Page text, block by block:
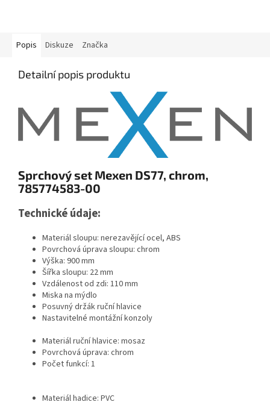
Popis Diskuze Značka
Detailní popis produktu
Sprchový set Mexen DS77, chrom,
785774583-00
Technické údaje:
Materiál sloupu: nerezavějící ocel, ABS
Povrchová úprava sloupu: chrom
Výška: 900 mm
Šířka sloupu: 22 mm
Vzdálenost od zdi: 110 mm
Miska na mýdlo
Posuvný držák ruční hlavice
Nastavitelné montážní konzoly
Materiál ruční hlavice: mosaz
Povrchová úprava: chrom
Počet funkcí: 1
Materiál hadice: PVC